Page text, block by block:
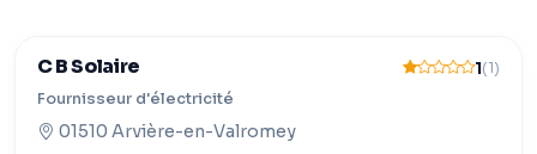
C B Solaire 1(1)
Fournisseur d'électricité
01510 Arvière-en-Valromey